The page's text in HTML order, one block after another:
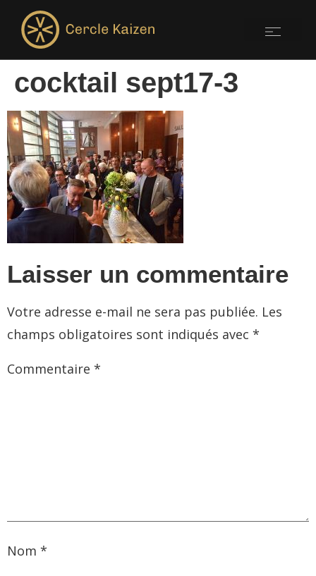
cocktail sept17-3
Laisser un commentaire
Votre adresse e-mail ne sera pas publiée. Les
champs obligatoires sont indiqués avec *
Commentaire *
Nom *